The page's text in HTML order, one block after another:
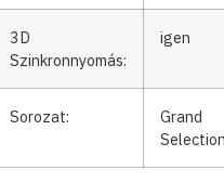
3D
Szinkronnyomás:
igen
Sorozat:
Grand